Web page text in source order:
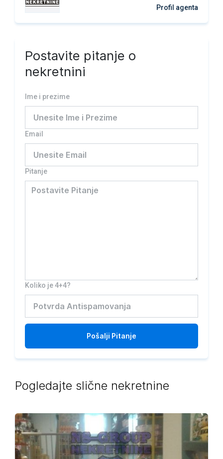
Profil agenta
Postavite pitanje o
nekretnini
Ime i prezime
Email
Pitanje
Koliko je 4+4?
Pošalji Pitanje
Pogledajte slične nekretnine